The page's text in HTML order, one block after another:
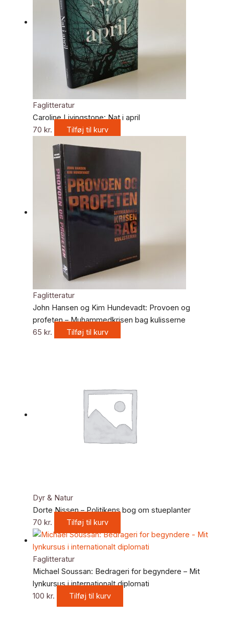
Faglitteratur
Caroline Livingstone: Nat i april
70 kr. Tilføj til kurv
Faglitteratur
John Hansen og Kim Hundevadt: Provoen og
profeten – Muhammedkrisen bag kulisserne
65 kr. Tilføj til kurv
Dyr & Natur
Dorte Nissen – Politikens bog om stueplanter
70 kr. Tilføj til kurv
Faglitteratur
Michael Soussan: Bedrageri for begyndere – Mit
lynkursus i internationalt diplomati
100 kr. Tilføj til kurv